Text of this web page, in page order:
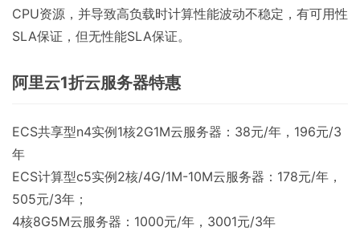
CPU资源，并导致高负载时计算性能波动不稳定，有可用性
SLA保证，但无性能SLA保证。
阿里云1折云服务器特惠
ECS共享型n4实例1核2G1M云服务器：38元/年，196元/3
年
ECS计算型c5实例2核/4G/1M-10M云服务器：178元/年，
505元/3年；
4核8G5M云服务器：1000元/年，3001元/3年